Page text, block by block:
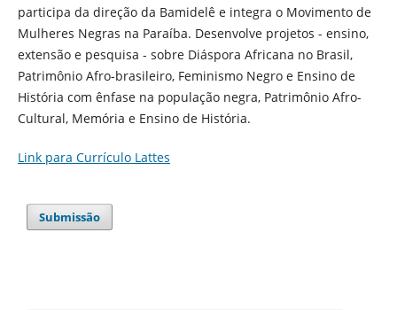
participa da direção da Bamidelê e integra o Movimento de
Mulheres Negras na Paraíba. Desenvolve projetos - ensino,
extensão e pesquisa - sobre Diáspora Africana no Brasil,
Patrimônio Afro-brasileiro, Feminismo Negro e Ensino de
História com ênfase na população negra, Patrimônio Afro-
Cultural, Memória e Ensino de História.
Link para Currículo Lattes
Submissão